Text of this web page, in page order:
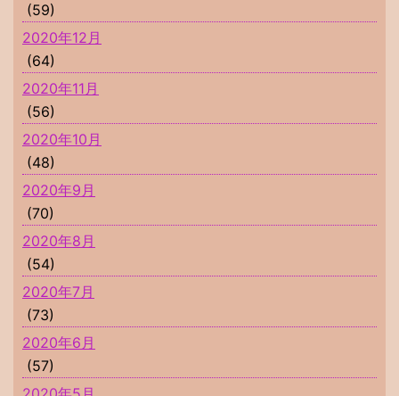
(59)
2020年12月
(64)
2020年11月
(56)
2020年10月
(48)
2020年9月
(70)
2020年8月
(54)
2020年7月
(73)
2020年6月
(57)